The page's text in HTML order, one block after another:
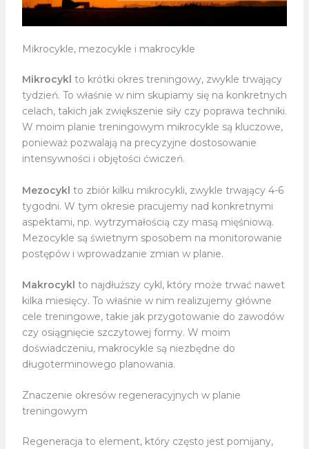
Mikrocykle, mezocykle i makrocykle
Mikrocykl to krótki okres treningowy, zwykle trwający
tydzień. To właśnie w nim skupiamy się na konkretnych
celach, takich jak zwiększenie siły czy poprawa techniki.
W moim planie treningowym mikrocykle są kluczowe,
ponieważ pozwalają na precyzyjne dostosowanie
intensywności i objętości ćwiczeń.
Mezocykl to zbiór kilku mikrocykli, zwykle trwający 4-6
tygodni. W tym okresie pracujemy nad konkretnymi
aspektami, np. wytrzymałością czy masą mięśniową.
Mezocykle są świetnym sposobem na monitorowanie
postępów i wprowadzanie zmian w planie.
Makrocykl to najdłuższy cykl, który może trwać nawet
kilka miesięcy. To właśnie w nim realizujemy główne
cele treningowe, takie jak przygotowanie do zawodów
czy osiągnięcie szczytowej formy. W moim
doświadczeniu, makrocykle są niezbędne do
długoterminowego planowania.
Znaczenie okresów regeneracyjnych w planie
treningowym
Regeneracja to element, który często jest pomijany,